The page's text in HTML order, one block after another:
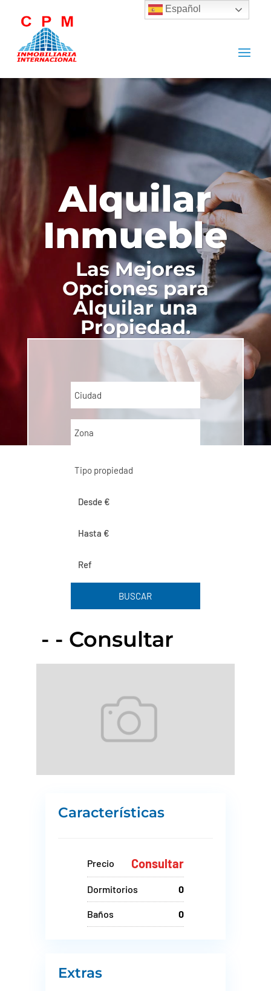
Alquilar
Inmueble
Las Mejores
Opciones para
Alquilar una
Propiedad.
Ciudad
Zona
Tipo propiedad
BUSCAR
- - Consultar
Características
Precio Consultar
Dormitorios 0
Baños 0
Extras
Español